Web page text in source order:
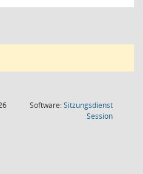
Software:Sitzungsdienst
Session(Wird in